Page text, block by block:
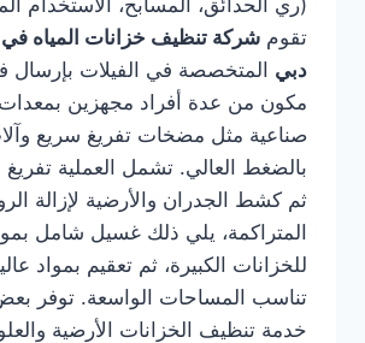
تقوم شركة تنظيف خزانات المياه في
دبي المتخصصة في الفيلات بإرسال
مكون من عدة أفراد مجهزين
صناعية مثل مضخات تفريغ سريع
بالضغط العالي. تشمل العملية تفريغ
ثم كشط الجدران والأرضية لإزالة
المتراكمة، يلي ذلك غسيل شامل
للخزانات الكبيرة، ثم تعقيم بمواد
تناسب المساحات الواسعة. توفر
خدمة تنظيف الخزانات الأرضية